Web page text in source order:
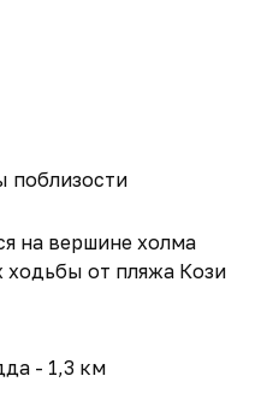
поблизости
на вершине холма
ходьбы от пляжа Кози
- 1,3 км